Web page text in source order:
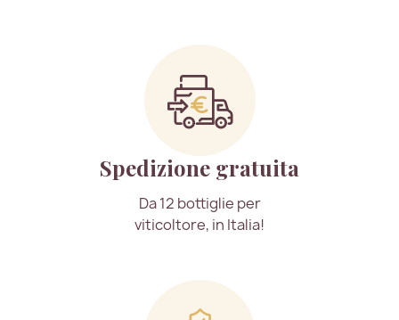
Spedizione gratuita
Da 12 bottiglie per
viticoltore, in Italia!